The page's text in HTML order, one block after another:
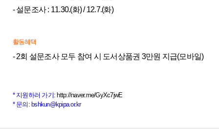
- 설문조사 : 11.30.(화) / 12.7.(화)
활동혜택
- 2회 설문조사 모두 참여 시 도서상품권 3만원 지급(모바일)
* 지원하러 가기: http://naver.me/GyXc7jwE
* 문의: bshkun@kpipa.or.kr